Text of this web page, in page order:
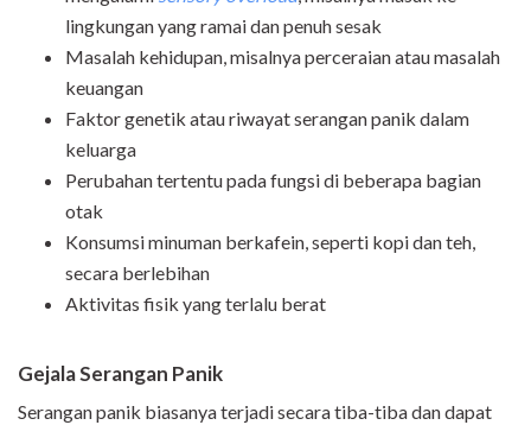
lingkungan yang ramai dan penuh sesak
Masalah kehidupan, misalnya perceraian atau masalah
keuangan
Faktor genetik atau riwayat serangan panik dalam
keluarga
Perubahan tertentu pada fungsi di beberapa bagian
otak
Konsumsi minuman berkafein, seperti kopi dan teh,
secara berlebihan
Aktivitas fisik yang terlalu berat
Gejala Serangan Panik
Serangan panik biasanya terjadi secara tiba-tiba dan dapat